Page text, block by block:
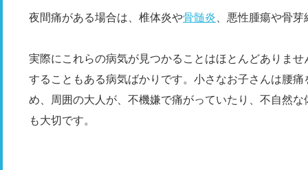
夜間痛がある場合は、椎体炎や骨髄炎 、悪性腫瘍や骨
実際にこれらの病気が見つかることはほとんどありま
することもある病気ばかりです。小さなお子さんは腰
め、周囲の大人が、不機嫌で痛がっていたり、不自然
も大切です。